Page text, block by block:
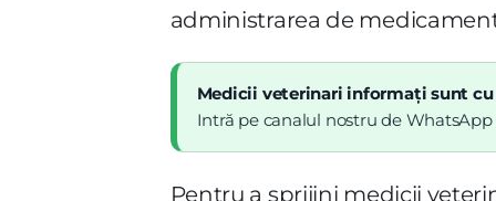
administrarea de
Medicii veterinari informați sunt cu
Intră pe canalul nostru de
Pentru a sprijini medicii